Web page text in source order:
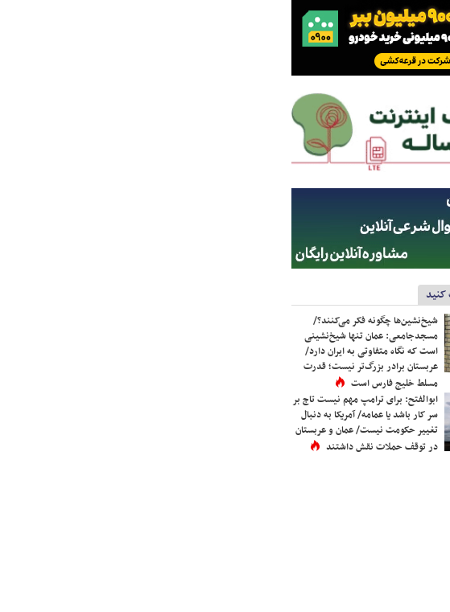
شیخ‌نشین‌ها چگونه فکر می‌کنند؟/
مسجدجامعی: عمان تنها شیخ‌نشینی
است که نگاه متفاوتی به ایران دارد/
عربستان برادر بزرگ‌تر نیست؛ قدرت
مسلط خلیج فارس است
ابوالفتح: برای ترامپ مهم نیست تاج بر
سر کار باشد یا عمامه/ آمریکا به دنبال
تغییر حکومت نیست/ عمان و عربستان
در توقف حملات نقش داشتند